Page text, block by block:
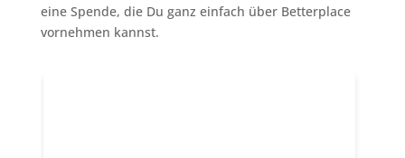
eine Spende, die Du ganz einfach über Betterplace
vornehmen kannst.